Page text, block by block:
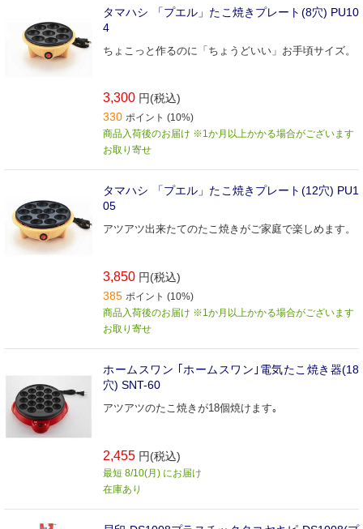
タマハシ 「プエル」たこ焼きプレート(8穴) PU10
4
ちょこっと作るのに「ちょうどいい」お手頃サイズ。
3,300 円(税込)
330 ポイント (10%)
商品入荷後のお届け ※1か月以上かかる場合がございます
お取り寄せ
タマハシ 「プエル」たこ焼きプレート(12穴) PU1
05
アツアツ出来たてのたこ焼きがご家庭で楽しめます。
3,850 円(税込)
385 ポイント (10%)
商品入荷後のお届け ※1か月以上かかる場合がございます
お取り寄せ
ホームスワン ｢ホームスワン｣電気たこ焼き器(18
穴) SNT-60
アツアツのたこ焼きが18個焼けます｡
2,455 円(税込)
最短 8/10(月) にお届け
在庫あり